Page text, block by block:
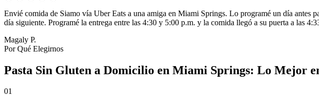
Envié comida de Siamo vía Uber Eats a una amiga en Miami Springs. Lo programé un día antes
día siguiente. Programé la entrega entre las 4:30 y 5:00 p.m. y la comida llegó a su puerta a las
Magaly P.
Por Qué Elegirnos
Pasta Sin Gluten a Domicilio en Miami Springs: Lo Mejor
01